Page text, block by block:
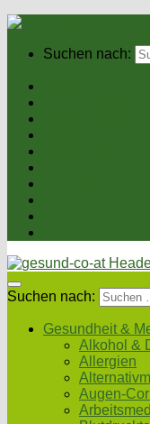
Suchen nach:
Suchen nach:
Gesundheit &
Alkohol &
Allergien
Augen-